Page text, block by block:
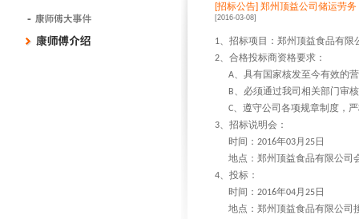
[招标公告] 郑州顶益公司储运劳
[2016-03-08]
1、招标项目：郑州顶益食品有
2、合格投标商资格要求：
A、具有国家核发至今有效的
B、必须通过我司相关部门审
C、遵守公司各项规章制度，
3、招标说明会：
时间： 2016年03月 25日
地点：郑州顶益食品有限公司
4、投标：
时间： 2016年04月 25日
地点：郑州顶益食品有限公司